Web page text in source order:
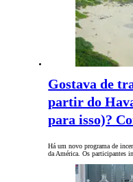
Gostava de
partir do
para isso)?
Há um novo programa de
da América. Os participantes